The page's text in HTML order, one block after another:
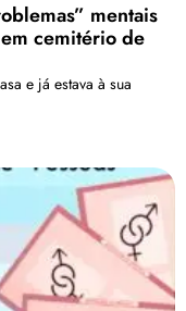
mentais
cemitério de
e já estava à sua